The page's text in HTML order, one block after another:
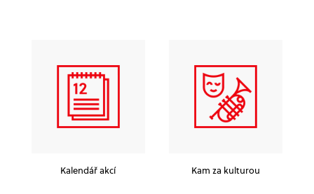
Kalendář akcí Kam za kulturou